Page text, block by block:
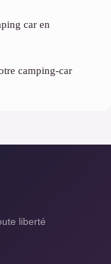
car en
camping-car
liberté